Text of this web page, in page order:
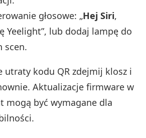
głosowe: „Hej Siri,
Yeelight”, lub dodaj lampę do
scen.
utraty kodu QR zdejmij klosz i
Aktualizacje firmware w
mogą być wymagane dla